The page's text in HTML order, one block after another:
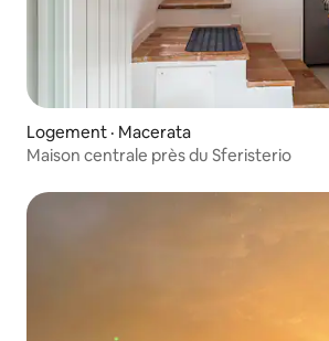
Logement · Macerata
Maison centrale près du Sferisterio